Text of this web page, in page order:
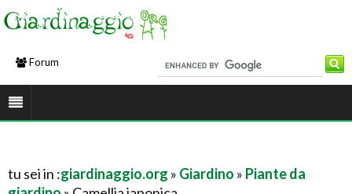
Forum
tu sei in :giardinaggio.org » Giardino » Piante da